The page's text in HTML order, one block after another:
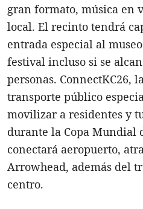
gran formato, música en
local. El recinto tendrá
entrada especial al
festival incluso si se
personas. ConnectKC26,
transporte público
movilizar a residentes y
durante la Copa Mundial
conectará aeropuerto,
Arrowhead, además del
centro.